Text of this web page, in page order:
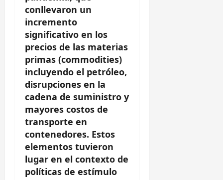
conllevaron un
incremento
significativo en los
precios de las materias
primas (commodities)
incluyendo el petróleo,
disrupciones en la
cadena de suministro y
mayores costos de
transporte en
contenedores. Estos
elementos tuvieron
lugar en el contexto de
políticas de estímulo